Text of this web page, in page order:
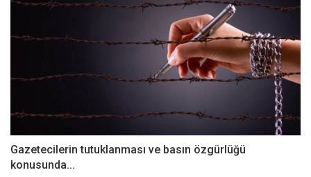
Gazetecilerin tutuklanması ve basın özgürlüğü
konusunda...